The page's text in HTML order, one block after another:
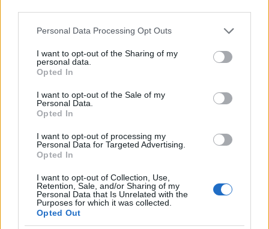
Please note that this website/app uses one or more Google
not limited to your visit or usage behaviour. You may click to
grant or deny consent to Google and its third-party tags to
use your data for below specified purposes in below Google
consent section.
Personal Data Processing Opt Outs
I want to opt-out of the Sharing of my
personal data.
Opted In
I want to opt-out of the Sale of my
Personal Data.
Opted In
I want to opt-out of processing my
Personal Data for Targeted Advertising.
Opted In
I want to opt-out of Collection, Use,
Retention, Sale, and/or Sharing of my
Personal Data that Is Unrelated with the
Purposes for which it was collected.
Opted Out
professionali e obiettivi formativi
Francesca Galli · 5 Ago 2026
FINANZA